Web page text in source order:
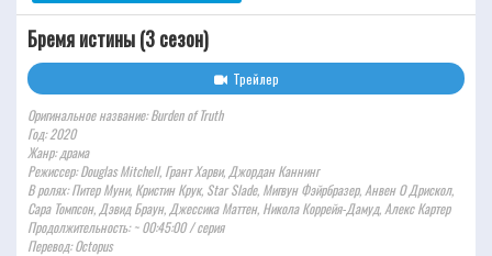
Бремя истины (3 сезон)
Трейлер
Оригинальное название: Burden of Truth
Год: 2020
Жанр: драма
Режиссер: Douglas Mitchell, Грант Харви, Джордан Каннинг
В ролях: Питер Муни, Кристин Крук, Star Slade, Мигвун Фэйрбразер, Анвен О Дрискол,
Сара Томпсон, Дэвид Браун, Джессика Маттен, Никола Коррейя-Дамуд, Алекс Картер
Продолжительность: ~ 00:45:00 / серия
Перевод: Octopus